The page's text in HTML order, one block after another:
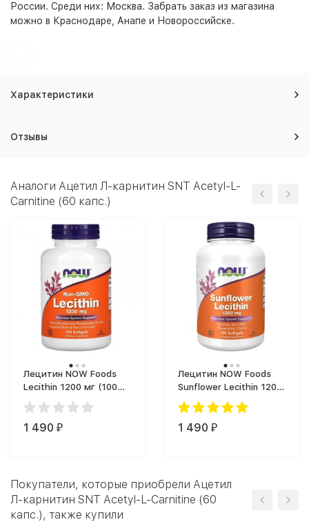
России. Среди них: Москва. Забрать заказ из магазина
можно в Краснодаре, Анапе и Новороссийске.
Характеристики
Отзывы
Аналоги Ацетил Л-карнитин SNT Acetyl-L-
Carnitine (60 капс.)
Лецитин NOW Foods
Lecithin 1200 мг (100
капс.)
1 490 ₽
Лецитин NOW Foods
Sunflower Lecithin 1200
мг (100 капс.)
1 490 ₽
Покупатели, которые приобрели Ацетил
Л-карнитин SNT Acetyl-L-Carnitine (60
капс.), также купили